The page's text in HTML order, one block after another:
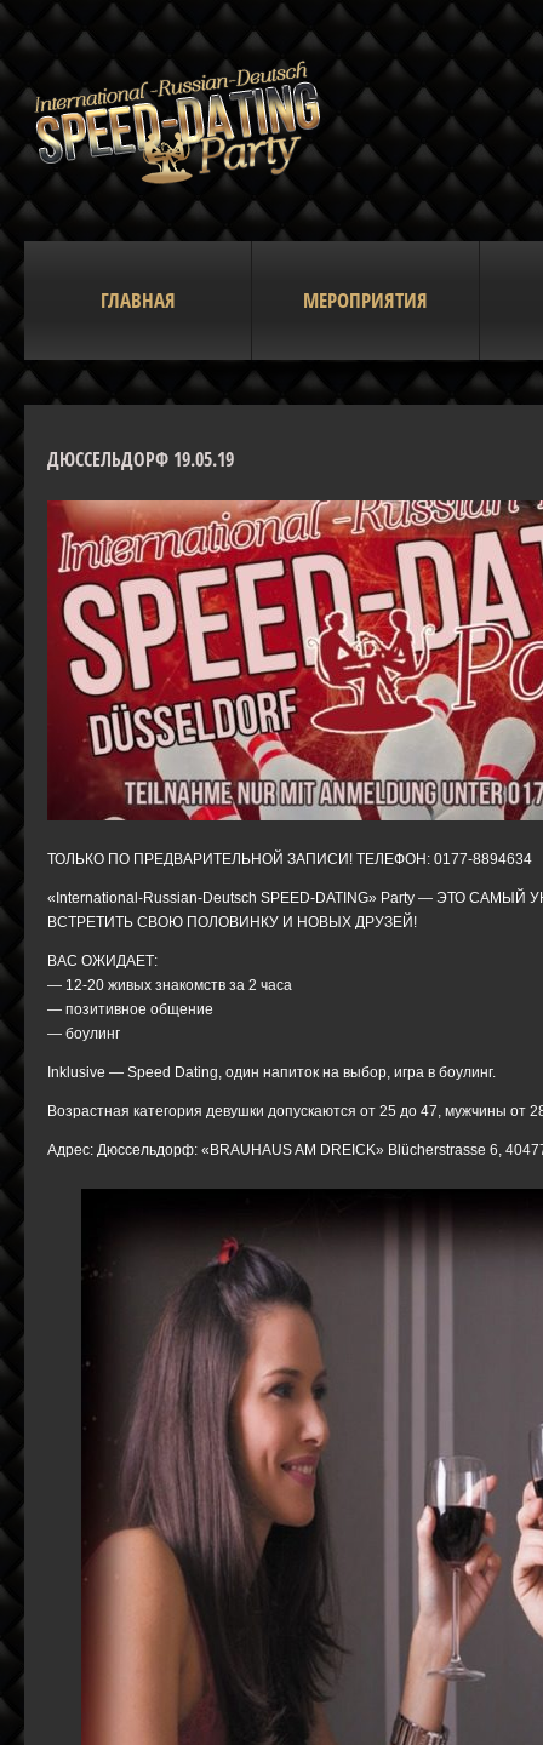
ГЛАВНАЯ МЕРОПРИЯТИЯ
ДЮССЕЛЬДОРФ 19.05.19
ТОЛЬКО ПО ПРЕДВАРИТЕЛЬНОЙ ЗАПИСИ! ТЕЛЕФОН: 0177-8894634
«International-Russian-Deutsch SPEED-DATING» Party — ЭТО
ВСТРЕТИТЬ СВОЮ ПОЛОВИНКУ И НОВЫХ ДРУЗЕЙ!
ВАС ОЖИДАЕТ:
— 12-20 живых знакомств за 2 часа
— позитивное общение
— боулинг
Inklusive — Speed Dating, один напиток на выбор, игра в боулинг.
Возрастная категория девушки допускаются от 25 до 47, мужчины от
Адрес: Дюссельдорф: «BRAUHAUS AM DREICK» Blücherstrasse 6,